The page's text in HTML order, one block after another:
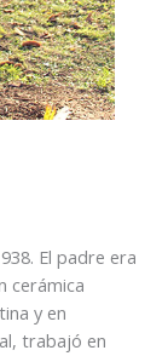
El padre era
cerámica
y en
trabajó en